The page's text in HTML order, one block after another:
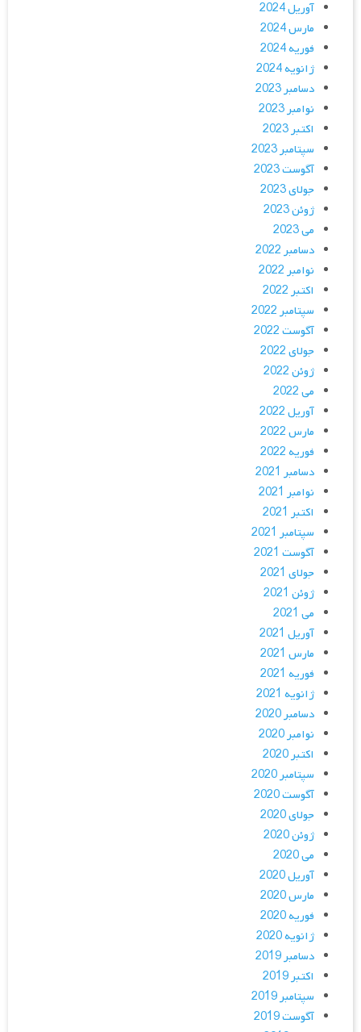
آوریل 2024
مارس 2024
فوریه 2024
ژانویه 2024
دسامبر 2023
نوامبر 2023
اکتبر 2023
سپتامبر 2023
آگوست 2023
جولای 2023
ژوئن 2023
می 2023
دسامبر 2022
نوامبر 2022
اکتبر 2022
سپتامبر 2022
آگوست 2022
جولای 2022
ژوئن 2022
می 2022
آوریل 2022
مارس 2022
فوریه 2022
دسامبر 2021
نوامبر 2021
اکتبر 2021
سپتامبر 2021
آگوست 2021
جولای 2021
ژوئن 2021
می 2021
آوریل 2021
مارس 2021
فوریه 2021
ژانویه 2021
دسامبر 2020
نوامبر 2020
اکتبر 2020
سپتامبر 2020
آگوست 2020
جولای 2020
ژوئن 2020
می 2020
آوریل 2020
مارس 2020
فوریه 2020
ژانویه 2020
دسامبر 2019
اکتبر 2019
سپتامبر 2019
آگوست 2019